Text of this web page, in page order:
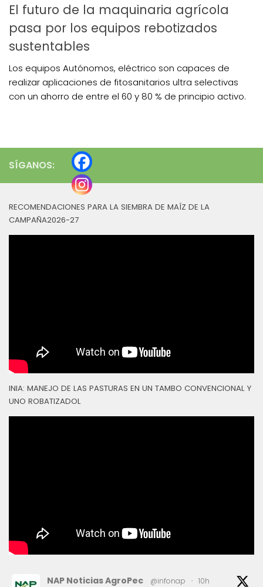
El futuro de la maquinaria agrícola
pasa por los equipos rebotizados
sustentables
Los equipos Autónomos, eléctrico son capaces de
realizar aplicaciones de fitosanitarios ultra selectivas
con un ahorro de entre el 60 y 80 % de principio activo.
SÍGANOS:
RECOMENDACIONES PARA LA SIEMBRA DE MAÍZ DE LA
CAMPAÑA2026-27
INIA: MANEJO DE LAS PASTURAS EN UN TAMBO CONVENCIONAL Y
UNO ROBATIZADOL
NAP Noticias AgroPec @infonap · 10h